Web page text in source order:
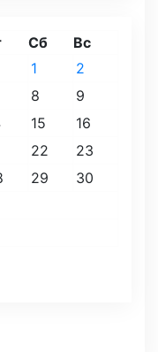
Сб Вс
1
2
8
9
15
16
22
23
29
30